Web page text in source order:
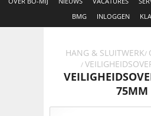
BMG
INLOGGEN
HANG & SLUITWERK/
/
75MM